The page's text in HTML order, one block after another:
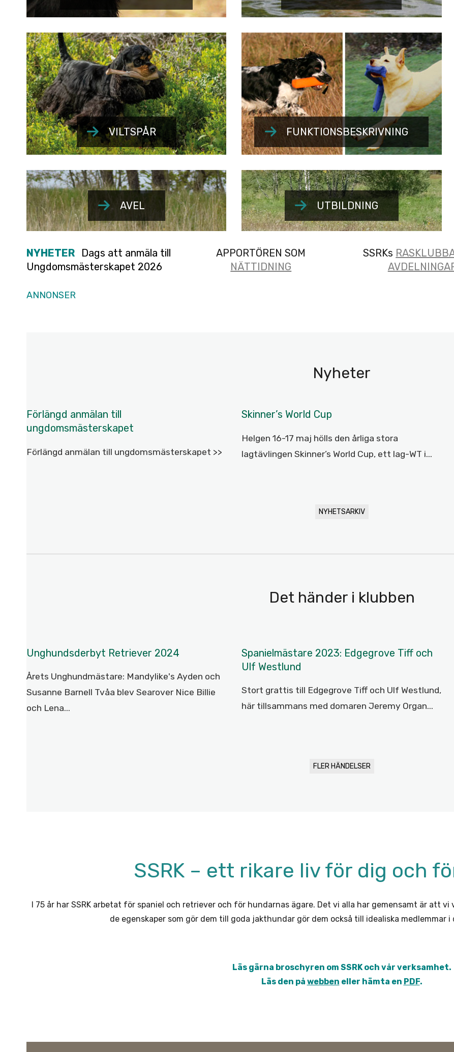
VILTSPÅR FUNKTIONSBESKRIVNING
AVEL UTBILDNING
NYHETER
Dags att anmäla till
Ungdomsmästerskapet 2026
APPORTÖREN SOM
NÄTTIDNING
SSRKs
ANNONSER
Nyheter
Förlängd anmälan till
ungdomsmästerskapet
Förlängd anmälan till ungdomsmästerskapet >>
Skinner’s World Cup
Helgen 16-17 maj hölls den årliga stora
lagtävlingen Skinner’s World Cup, ett lag-WT i...
NYHETSARKIV
Det händer i klubben
Unghundsderbyt Retriever 2024
Årets Unghundmästare: Mandylike's Ayden och
Susanne Barnell Tvåa blev Searover Nice Billie
och Lena...
Spanielmästare 2023: Edgegrove Tiff och
Ulf Westlund
Stort grattis till Edgegrove Tiff och Ulf Westlund,
här tillsammans med domaren Jeremy Organ...
FLER HÄNDELSER
SSRK – ett rikare liv för dig och
I 75 år har SSRK arbetat för spaniel och retriever och för hundarnas ägare. Det vi alla har gemensamt är att
de egenskaper som gör dem till goda jakthundar gör dem också till idealiska medlemmar
Läs gärna broschyren om SSRK och vår verksamhet.
Läs den på webben eller hämta en PDF.